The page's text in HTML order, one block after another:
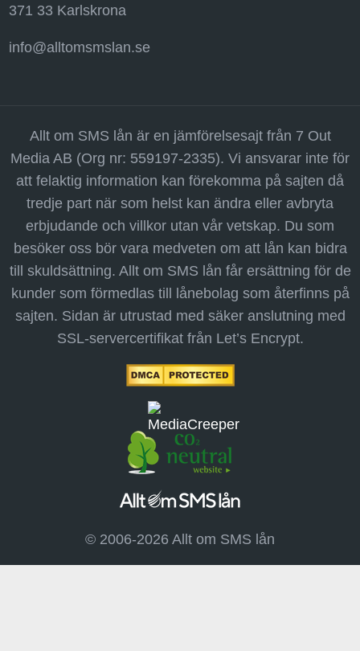
371 33 Karlskrona
info@alltomsmslan.se
Allt om SMS lån är en jämförelsesajt från 7 Out
Media AB (Org nr: 559197-2335). Vi ansvarar inte för
att felaktig information kan förekomma på sajten då
tredje part när som helst kan ändra eller avbryta
erbjudande och villkor utan vår vetskap. Du som
besöker oss bör vara medveten om att lån kan bidra
till skuldsättning. Allt om SMS lån får ersättning för de
kunder som förmedlas till lånebolag som återfinns på
sajten. Sidan är utrustad med säker anslutning med
SSL-servercertifikat från Let’s Encrypt.
© 2006-2026 Allt om SMS lån